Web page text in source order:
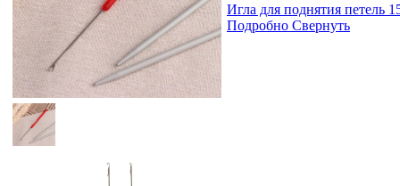
Игла для поднятия петель
Подробно Свернуть